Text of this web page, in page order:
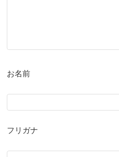
お名前
フリガナ